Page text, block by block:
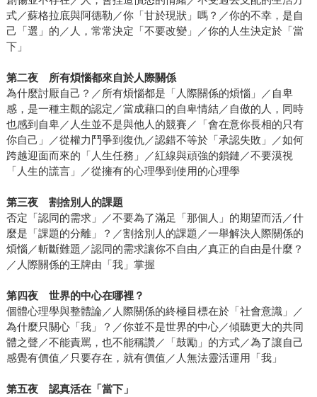
式／蘇格拉底與阿德勒／你「甘於現狀」嗎？／你的不幸，是自
己「選」的／人，常常決定「不要改變」／你的人生決定於「當
下」
第二夜 所有煩惱都來自於人際關係
為什麼討厭自己？／所有煩惱都是「人際關係的煩惱」／自卑
感，是一種主觀的認定／當成藉口的自卑情結／自傲的人，同時
也感到自卑／人生並不是與他人的競賽／「會在意你長相的只有
你自己」／從權力鬥爭到復仇／認錯不等於「承認失敗」／如何
跨越迎面而來的「人生任務」／紅線與頑強的鎖鏈／不要漠視
「人生的謊言」／從擁有的心理學到使用的心理學
第三夜 割捨別人的課題
否定「認同的需求」／不要為了滿足「那個人」的期望而活／什
麼是「課題的分離」？／割捨別人的課題／一舉解決人際關係的
煩惱／斬斷難題／認同的需求讓你不自由／真正的自由是什麼？
／人際關係的王牌由「我」掌握
第四夜 世界的中心在哪裡？
個體心理學與整體論／人際關係的終極目標在於「社會意識」／
為什麼只關心「我」？／你並不是世界的中心／傾聽更大的共同
體之聲／不能責罵，也不能稱讚／「鼓勵」的方式／為了讓自己
感覺有價值／只要存在，就有價值／人無法靈活運用「我」
第五夜 認真活在「當下」